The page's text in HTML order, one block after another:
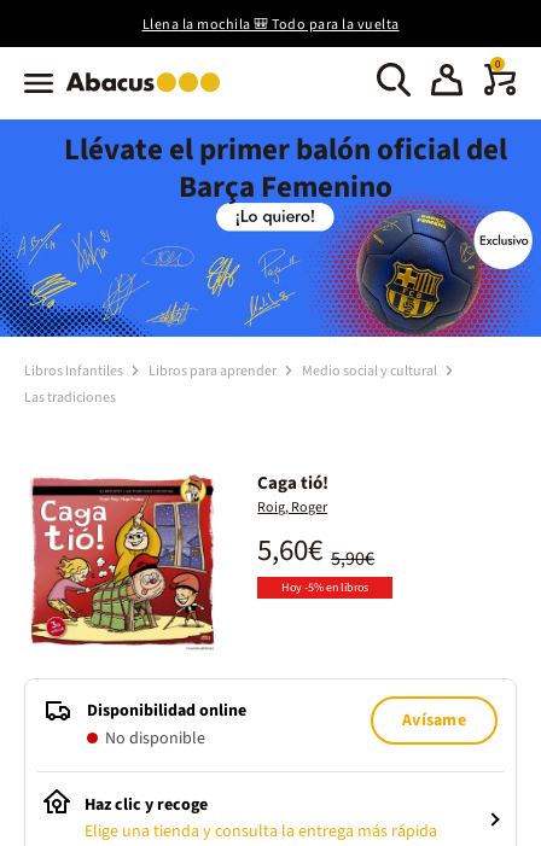
Llena la mochila 🎒 Todo para la vuelta
0
Llévate el primer balón oficial del
Barça Femenino
Libros Infantiles Libros para aprender
Medio social y cultural
Las tradiciones
Caga tió!
Roig, Roger
5,90€
5,60€
Hoy -5% en libros
Disponibilidad online
No disponible
Avísame
Haz clic y recoge
Elige una tienda y consulta la entrega más rápida